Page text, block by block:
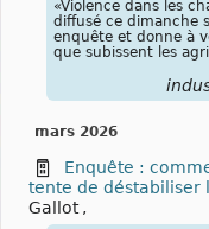
«Violence dans les
diffusé ce dimanche
enquête et donne à
que subissent les
mars 2026
Enquête :
tente de déstabiliser
Gallot ,